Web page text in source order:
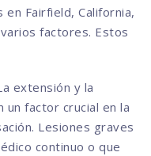
Fairfield, California,
factores. Estos
extensión y la
factor crucial en la
Lesiones graves
continuo o que